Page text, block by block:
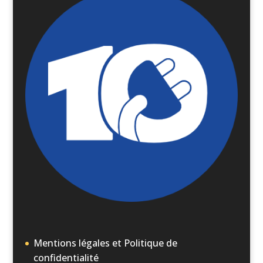
Mentions légales et Politique de
confidentialité